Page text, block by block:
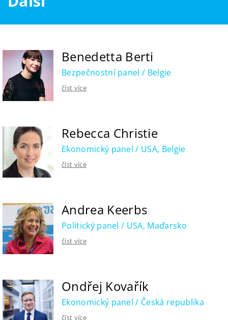
Benedetta Berti
Bezpečnostní panel / Belgie
číst více
Rebecca Christie
Ekonomický panel / USA, Belgie
číst více
Andrea Keerbs
Politický panel / USA, Maďarsko
číst více
Ondřej Kovařík
Ekonomický panel / Česká republika
číst více